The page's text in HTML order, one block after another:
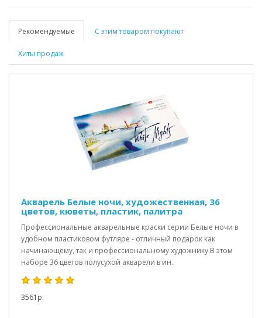
Рекомендуемые С этим товаром покупают
Хиты продаж
Акварель Белые ночи, художественная, 36
цветов, кюветы, пластик, палитра
Профессиональные акварельные краски серии Белые ночи в
удобном пластиковом футляре - отличный подарок как
начинающему, так и профессиональному художнику.В этом
наборе 36 цветов полусухой акварели в ин..
3561р.